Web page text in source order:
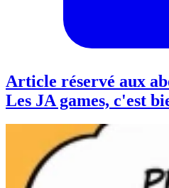
Article réservé aux
Les JA games, c'est